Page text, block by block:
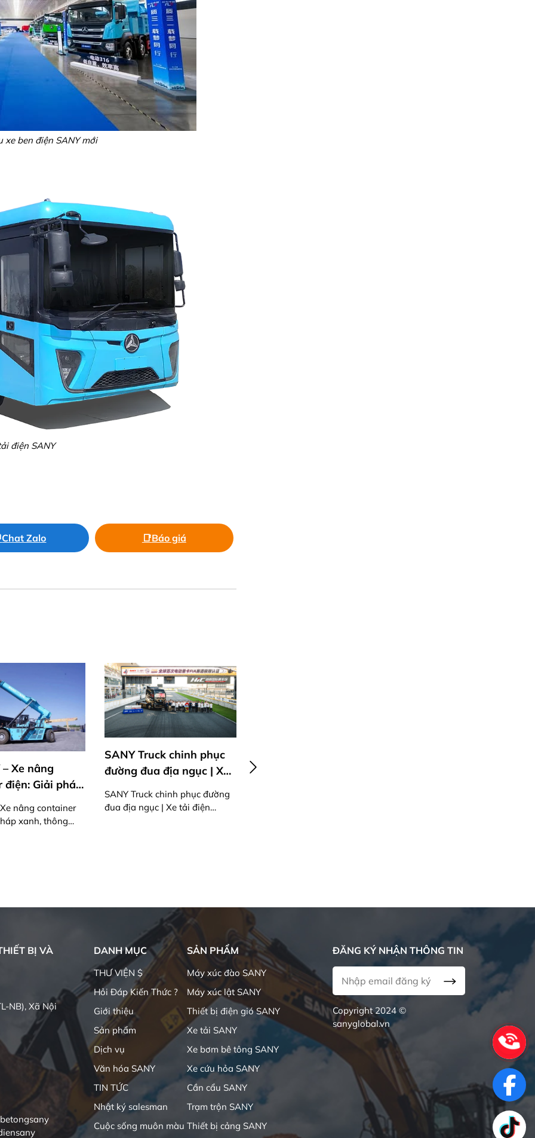
xe ben điện SANY mới
điện SANY
Chat Zalo 📑Báo giá
chinh phục
địa ngục | Xe
mạnh mẽ
chinh phục đường
| Xe tải điện
mẽ
SANY Việt Nam : 27/7 –
SANY Việt Nam : 27/7 – TRI ÂN
BỊ VÀ
NB), Xã Nội
DANH MỤC
THƯ VIỆN $
Hỏi Đáp Kiến Thức ?
Giới thiệu
Sản phẩm
Dịch vụ
Văn hóa SANY
TIN TỨC
Nhật ký salesman
Cuộc sống muôn màu
SẢN PHẨM
Máy xúc đào SANY
Máy xúc lật SANY
Thiết bị điện gió SANY
Xe tải SANY
Xe bơm bê tông SANY
Xe cứu hỏa SANY
Cần cẩu SANY
Trạm trộn SANY
Thiết bị cảng SANY
ĐĂNG KÝ NHẬN THÔNG TIN
Copyright 2024 ©
sanyglobal.vn